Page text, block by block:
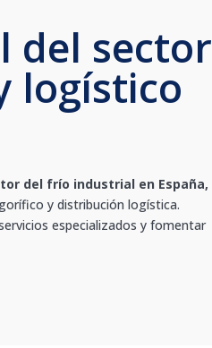
del sector
logístico
del frío industrial en España,
y distribución logística.
especializados y fomentar